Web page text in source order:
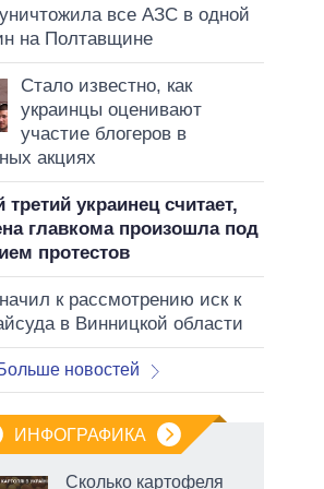
все АЗС в одной
на Полтавщине
Стало известно, как
украинцы оценивают
участие блогеров в
акциях
украинец считает,
главкома произошла под
протестов
к рассмотрению иск к
в Винницкой области
новостей
ИНФОГРАФИКА
Сколько картофеля